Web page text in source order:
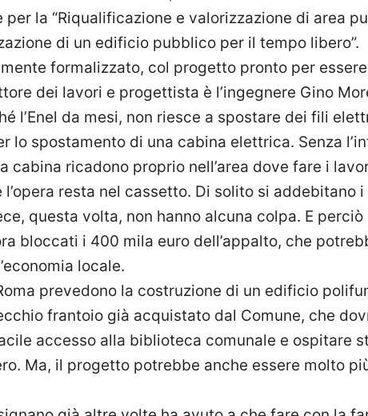
la “Riqualificazione e valorizzazione di area
di un edificio pubblico per il tempo libero”.
formalizzato, col progetto pronto per essere
dei lavori e progettista è l’ingegnere Gino
l’Enel da mesi, non riesce a spostare dei fili
lo spostamento di una cabina elettrica. Senza
cabina ricadono proprio nell’area dove fare i
resta nel cassetto. Di solito si addebitano
questa volta, non hanno alcuna colpa. E perciò
bloccati i 400 mila euro dell’appalto, che
locale.
prevedono la costruzione di un edificio
frantoio già acquistato dal Comune, che
accesso alla biblioteca comunale e ospitare
Ma, il progetto potrebbe anche essere molto